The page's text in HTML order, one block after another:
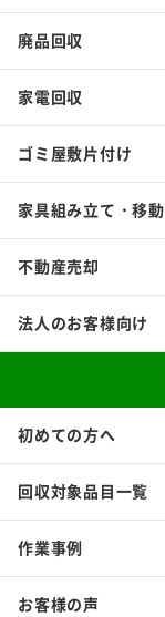
廃品回収
家電回収
ゴミ屋敷片付け
家具組み立て・移動
不動産売却
法人のお客様向け
初めての方へ
回収対象品目一覧
作業事例
お客様の声